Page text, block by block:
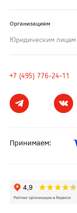
Организациям
Юридическим лицам
+7 (495) 776-24-11
Принимаем: